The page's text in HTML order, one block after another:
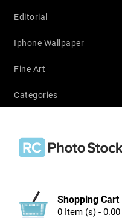
Editorial
Iphone Wallpaper
Fine Art
Categories
Shopping Cart